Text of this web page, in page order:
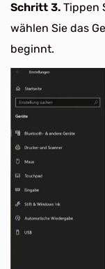
Schritt 3. Tippen
wählen Sie das
beginnt.